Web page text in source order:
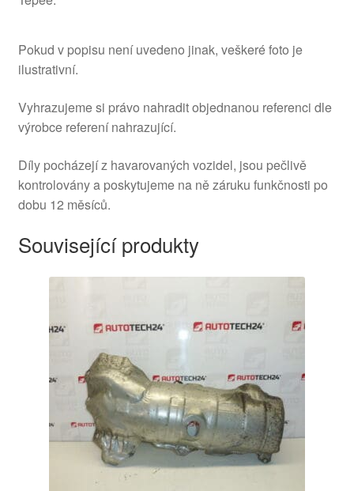
Pokud v popisu není uvedeno jinak, veškeré foto je
ilustrativní.
Vyhrazujeme si právo nahradit objednanou referenci dle
výrobce referení nahrazující.
Díly pocházejí z havarovaných vozidel, jsou pečlivě
kontrolovány a poskytujeme na ně záruku funkčnosti po
dobu 12 měsíců.
Související produkty